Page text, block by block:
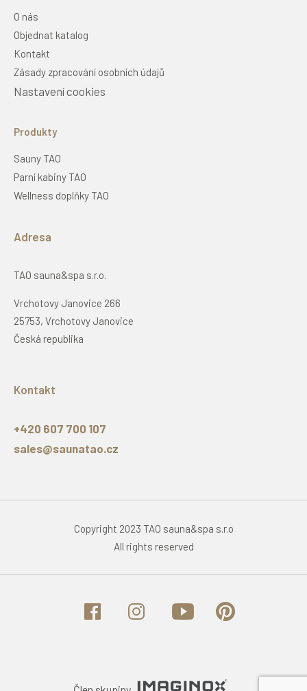
O nás
Objednat katalog
Kontakt
Zásady zpracování osobních údajů
Nastavení cookies
Produkty
Sauny TAO
Parní kabiny TAO
Wellness doplňky TAO
Adresa
TAO sauna&spa s.r.o.
Vrchotovy Janovice 266
25753, Vrchotovy Janovice
Česká republika
Kontakt
+420 607 700 107
sales@saunatao.cz
Copyright 2023 TAO sauna&spa s.r.o
All rights reserved